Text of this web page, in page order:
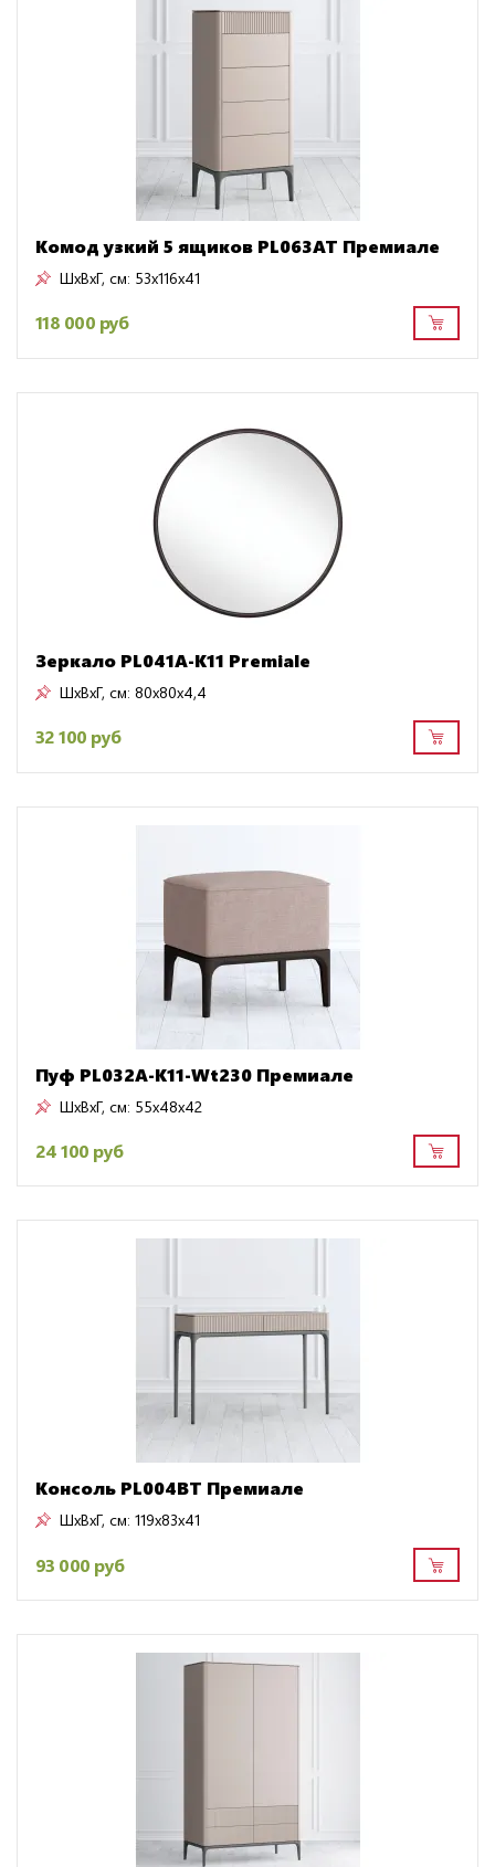
Комод узкий 5 ящиков PL063AT Премиале
ШxВxГ, см: 53x116x41
118 000 руб
Зеркало PL041A-K11 Premiale
ШxВxГ, см: 80x80x4,4
32 100 руб
Пуф PL032A-K11-Wt230 Премиале
ШxВxГ, см: 55x48x42
24 100 руб
Консоль PL004BT Премиале
ШxВxГ, см: 119x83x41
93 000 руб